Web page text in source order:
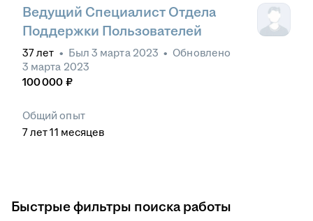
Ведущий Специалист Отдела
Поддержки Пользователей
37лет • Был 3 марта 2023 • Обновлено
3 марта 2023
100 000 ₽
Общий опыт
7лет 11 месяцев
Быстрые фильтры поиска работы